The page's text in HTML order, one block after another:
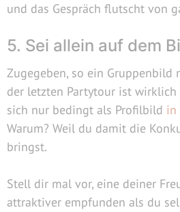
und das Gespräch flutscht von
5. Sei allein auf dem
Zugegeben, so ein Gruppenbild
der letzten Partytour ist
sich nur bedingt als Profilbild in
Warum? Weil du damit die
bringst.
Stell dir mal vor, eine deiner
attraktiver empfunden als du